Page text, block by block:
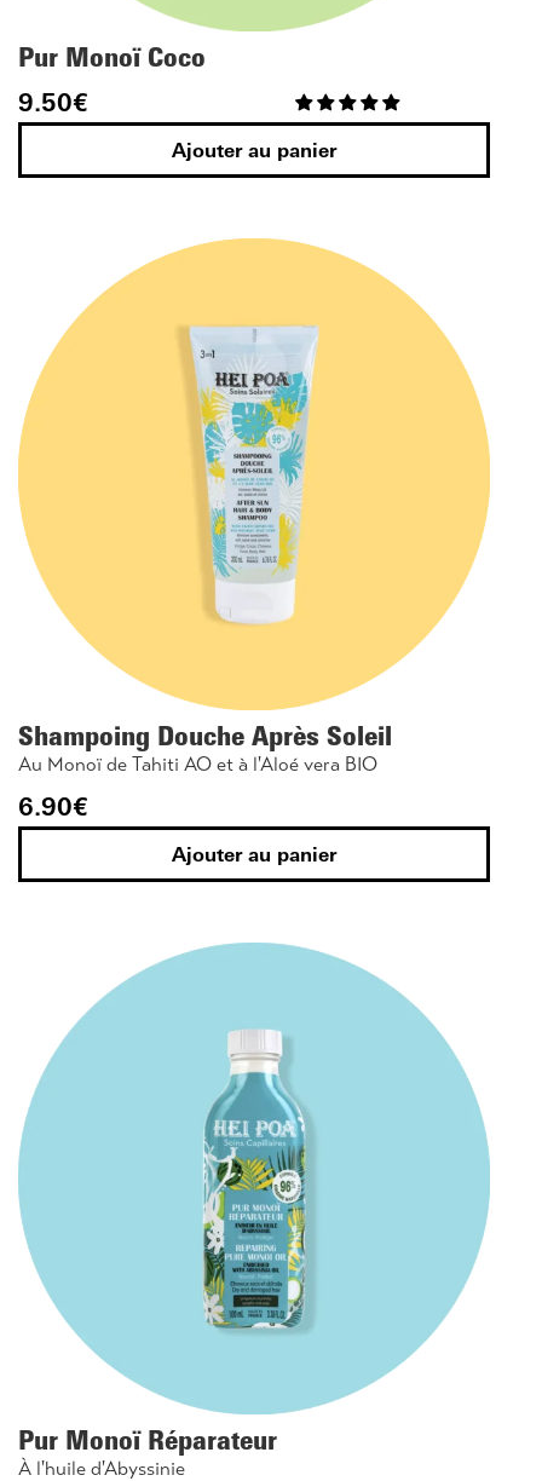
Pur Monoï Coco
9.50€
Ajouter au panier
Shampoing Douche Après Soleil
Au Monoï de Tahiti AO et à l'Aloé vera BIO
6.90€
Ajouter au panier
Pur Monoï Réparateur
À l'huile d'Abyssinie